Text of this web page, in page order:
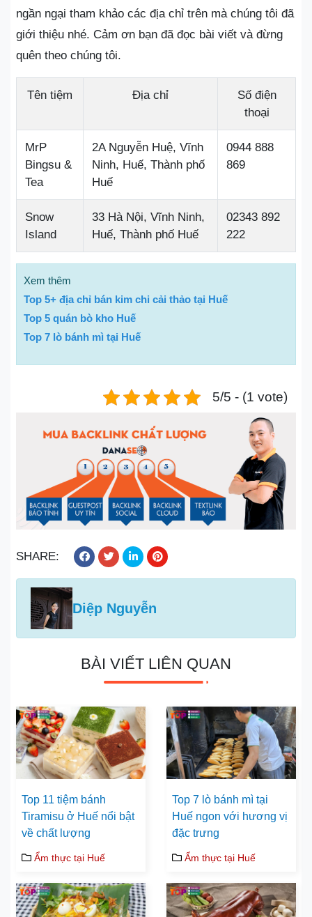
ngần ngại tham khảo các địa chỉ trên mà chúng tôi đã
giới thiệu nhé. Cảm ơn bạn đã đọc bài viết và đừng
quên theo chúng tôi.
Tên tiệm Địa chỉ
Số điện
thoại
MrP
Bingsu &
Tea
2A Nguyễn Huệ, Vĩnh
Ninh, Huế, Thành phố
Huế
0944 888
869
Snow
Island
33 Hà Nội, Vĩnh Ninh,
Huế, Thành phố Huế
02343 892
222
Xem thêm
Top 5+ địa chỉ bán kim chi cải thảo tại Huế
Top 5 quán bò kho Huế
Top 7 lò bánh mì tại Huế
5/5 - (1 vote)
SHARE:
Diệp Nguyễn
BÀI VIẾT LIÊN QUAN
Top 11 tiệm bánh
Tiramisu ở Huế nổi bật
về chất lượng
Ẩm thực tại Huế
Top 7 lò bánh mì tại
Huế ngon với hương vị
đặc trưng
Ẩm thực tại Huế